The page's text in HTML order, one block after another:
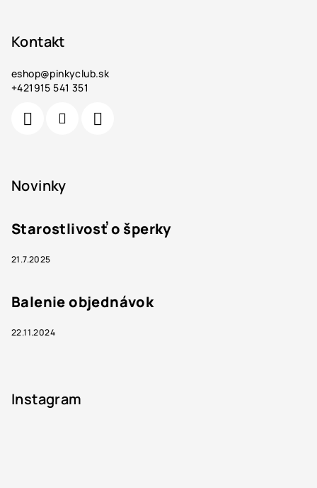
Kontakt
eshop@pinkyclub.sk
+421915 541 351
Novinky
Starostlivosť o šperky
21.7.2025
Balenie objednávok
22.11.2024
Instagram